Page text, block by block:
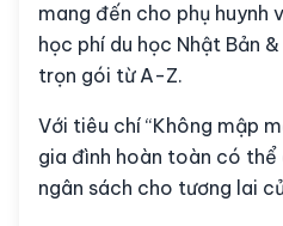
mang đến cho phụ huynh
học phí du học Nhật Bản
trọn gói từ A-Z.
Với tiêu chí “Không mập
gia đình hoàn toàn có
ngân sách cho tương lai